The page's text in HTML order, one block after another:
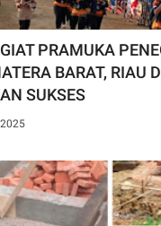
PRAMUKA
BARAT, RIAU
SUKSES